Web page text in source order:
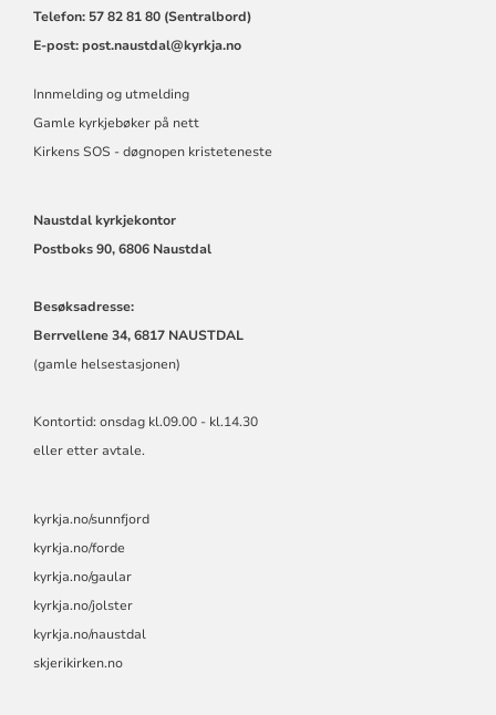
Telefon: 57 82 81 80 (Sentralbord)
E-post:post.naustdal@kyrkja.no
Innmelding og utmelding
Gamle kyrkjebøker på nett
Kirkens SOS - døgnopen kristeteneste
Naustdal kyrkjekontor
Postboks 90,6806 Naustdal
Besøksadresse:
Berrvellene 34, 6817 NAUSTDAL
(gamle helsestasjonen)
Kontortid: onsdag kl.09.00 - kl.14.30
eller etter avtale.
kyrkja.no/sunnfjord
kyrkja.no/forde
kyrkja.no/gaular
kyrkja.no/jolster
kyrkja.no/naustdal
skjerikirken.no